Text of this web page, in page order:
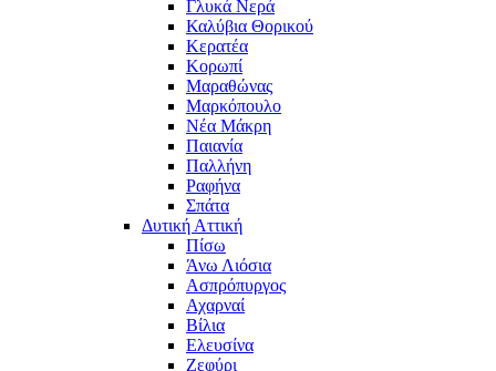
Γλυκά Νερά
Καλύβια Θορικού
Κερατέα
Κορωπί
Μαραθώνας
Μαρκόπουλο
Νέα Μάκρη
Παιανία
Παλλήνη
Ραφήνα
Σπάτα
Δυτική Αττική
Πίσω
Άνω Λιόσια
Ασπρόπυργος
Αχαρναί
Βίλια
Ελευσίνα
Ζεφύρι